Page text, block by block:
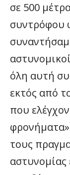
σε 500
συντρόφου
όλη αυτή
εκτός από
που
τους
αστυνομίας